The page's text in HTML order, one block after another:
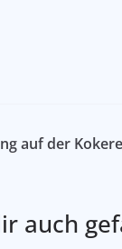
auf der
auch